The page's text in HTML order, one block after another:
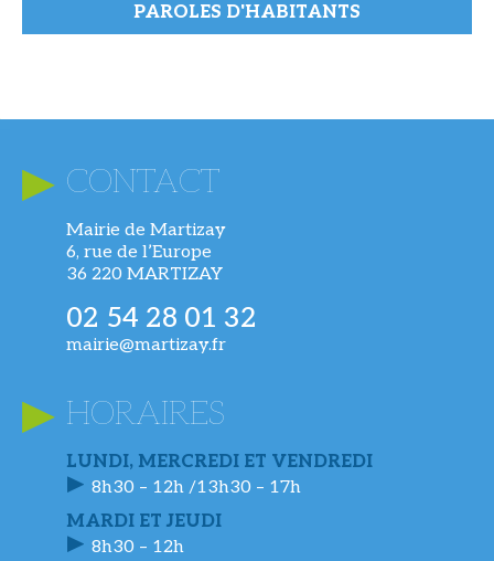
PAROLES D'HABITANTS
CONTACT
Mairie de Martizay
6, rue de l’Europe
36 220 MARTIZAY
02 54 28 01 32
mairie@martizay.fr
HORAIRES
LUNDI, MERCREDI ET VENDREDI
8h30 – 12h /13h30 – 17h
MARDI ET JEUDI
8h30 – 12h